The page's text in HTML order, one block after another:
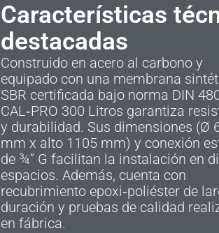
Características
destacadas
Construido en acero al carbono y
equipado con una membrana
SBR certificada bajo norma DIN
CAL‑PRO 300 Litros garantiza
y durabilidad. Sus dimensiones (Ø
mm x alto 1105 mm) y conexión
de ¾” G facilitan la instalación en
espacios. Además, cuenta con
recubrimiento epoxi‑poliéster de
duración y pruebas de calidad
en fábrica.